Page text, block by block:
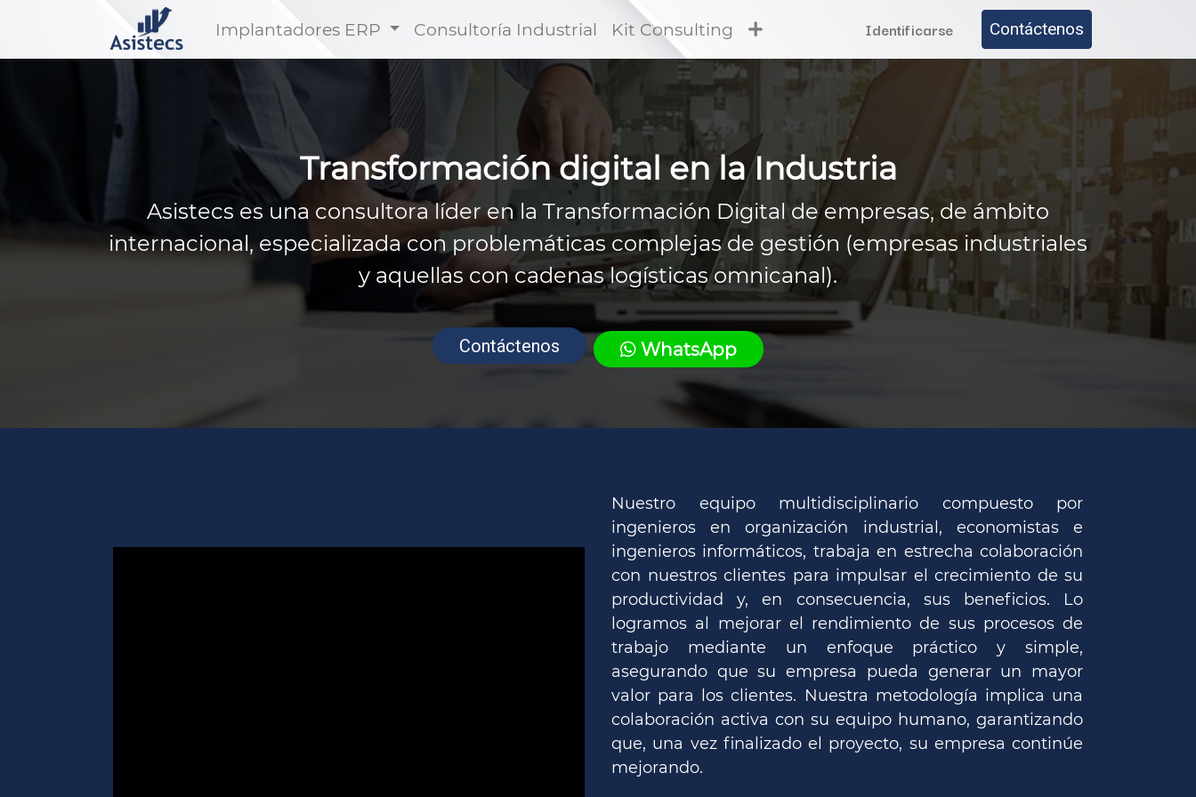
Implantadores ERP Consultoría Industrial Kit Consulting Identificarse Contáctenos
Transformación digital en la Industria
Asistecs es una consultora líder en la Transformación Digital de empresas, de ámbito
internacional, especializada con problemáticas complejas de gestión (empresas industriales
y aquellas con cadenas logísticas omnicanal).
Contáctenos WhatsApp
Nuestro equipo multidisciplinario compuesto por
ingenieros en organización industrial, economistas e
ingenieros informáticos, trabaja en estrecha colaboración
con nuestros clientes para impulsar el crecimiento de su
productividad y, en consecuencia, sus beneficios. Lo
logramos al mejorar el rendimiento de sus procesos de
trabajo mediante un enfoque práctico y simple,
asegurando que su empresa pueda generar un mayor
valor para los clientes. Nuestra metodología implica una
colaboración activa con su equipo humano, garantizando
que, una vez finalizado el proyecto, su empresa continúe
mejorando.